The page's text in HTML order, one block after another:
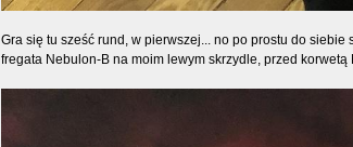
Gra się tu sześć rund, w pierwszej... no po prostu do
fregata Nebulon-B na moim lewym skrzydle, przed